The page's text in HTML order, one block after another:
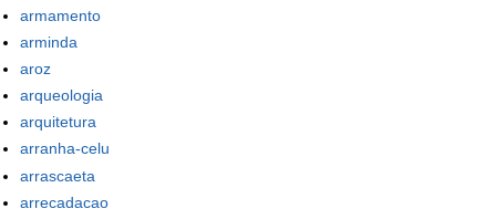
armamento
arminda
aroz
arqueologia
arquitetura
arranha-celu
arrascaeta
arrecadacao